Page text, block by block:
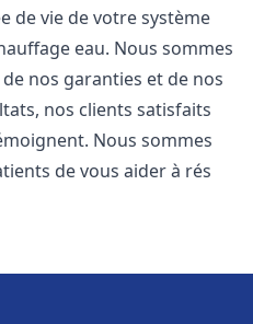
de vie de votre système
eau. Nous sommes
nos garanties et de nos
nos clients satisfaits
Nous sommes
de vous aider à rés